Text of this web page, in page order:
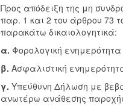
Προς απόδειξη της μη
παρ. 1 και 2 του άρθρου 73
παρακάτω δικαιολογητικά:
α. Φορολογική ενημερότητα
β. Ασφαλιστική
γ. Υπεύθυνη Δήλωση με
ανωτέρω ανάθεσης